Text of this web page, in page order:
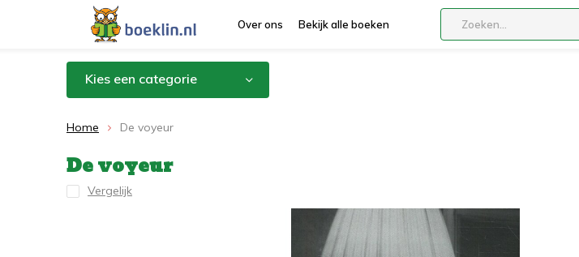
Over ons Bekijk alle boeken
Kies een categorie
Home De voyeur
De voyeur
Vergelijk